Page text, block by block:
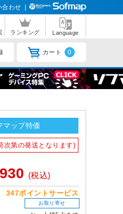
合わせ
ランキング Language
カート 0
マップ特価
次第の発送となります)
(税込)
347ポイントサービス
お取り寄せ